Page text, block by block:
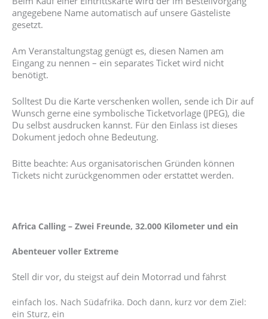
angegebene Name automatisch auf unsere Gästeliste
gesetzt.
Am Veranstaltungstag genügt es, diesen Namen am
Eingang zu nennen – ein separates Ticket wird nicht
benötigt.
Solltest Du die Karte verschenken wollen, sende ich Dir auf
Wunsch gerne eine symbolische Ticketvorlage (JPEG), die
Du selbst ausdrucken kannst. Für den Einlass ist dieses
Dokument jedoch ohne Bedeutung.
Bitte beachte: Aus organisatorischen Gründen können
Tickets nicht zurückgenommen oder erstattet werden.
Africa Calling – Zwei Freunde, 32.000 Kilometer und ein
Abenteuer voller Extreme
Stell dir vor, du steigst auf dein Motorrad und fährst
einfach los. Nach Südafrika. Doch dann, kurz vor dem Ziel:
ein Sturz, ein